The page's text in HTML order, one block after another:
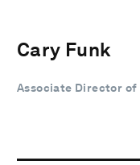
Cary Funk
Associate Director of